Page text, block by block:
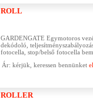
ROLL
GARDENGATE Egymotoros
dekódoló,
fotocella, stop/belső fotocella
Ár: kérjük, keressen bennünket
ROLLER